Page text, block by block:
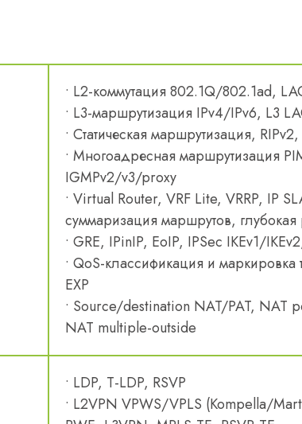
• L2-коммутация 802.1Q/802.1ad,
• L3-маршрутизация IPv4/IPv6, L3
• Статическая маршрутизация,
• Многоадресная маршрутизация
IGMPv2/v3/proxy
• Virtual Router, VRF Lite, VRRP, IP
суммаризация маршрутов,
• GRE, IPinIP, EoIP, IPSec IKEv1/
• QoS-классификация и маркировка
EXP
• Source/destination NAT/PAT, NAT
NAT multiple-outside
• LDP, T-LDP, RSVP
• L2VPN VPWS/VPLS (Kompella/